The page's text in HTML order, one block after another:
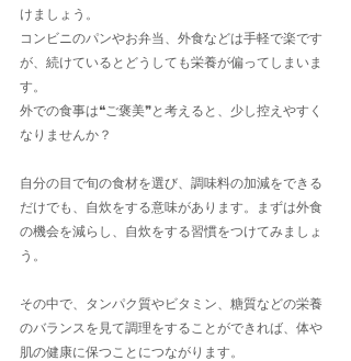
けましょう。
コンビニのパンやお弁当、外食などは手軽で楽です
が、続けているとどうしても栄養が偏ってしまいま
す。
外での食事は❝ご褒美❞と考えると、少し控えやすく
なりませんか？
自分の目で旬の食材を選び、調味料の加減をできる
だけでも、自炊をする意味があります。まずは外食
の機会を減らし、自炊をする習慣をつけてみましょ
う。
その中で、タンパク質やビタミン、糖質などの栄養
のバランスを見て調理をすることができれば、体や
肌の健康に保つことにつながります。